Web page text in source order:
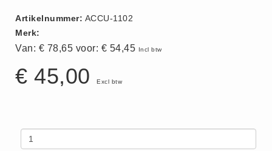
Algemene Voorwaarden
Winkel
ACTIE
Artikelnummer: ACCU-1102
Merk:
Van: € 78,65 voor: € 54,45 Incl btw
€ 45,00 Excl btw